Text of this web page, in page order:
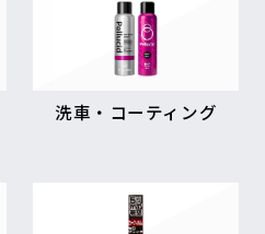
洗車・コーティング